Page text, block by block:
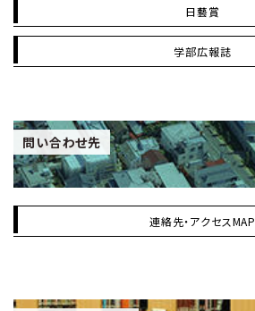
日藝賞
学部広報誌
問い合わせ先
連絡先・アクセスMAP